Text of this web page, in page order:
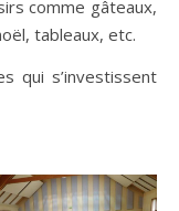
comme gâteaux,
tableaux, etc.
qui s’investissent